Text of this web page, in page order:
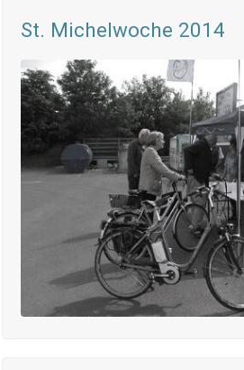
St. Michelwoche 2014